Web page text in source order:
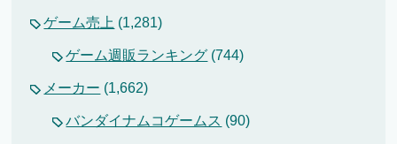
ゲーム売上 (1,281)
ゲーム週販ランキング (744)
メーカー (1,662)
バンダイナムコゲームス (90)